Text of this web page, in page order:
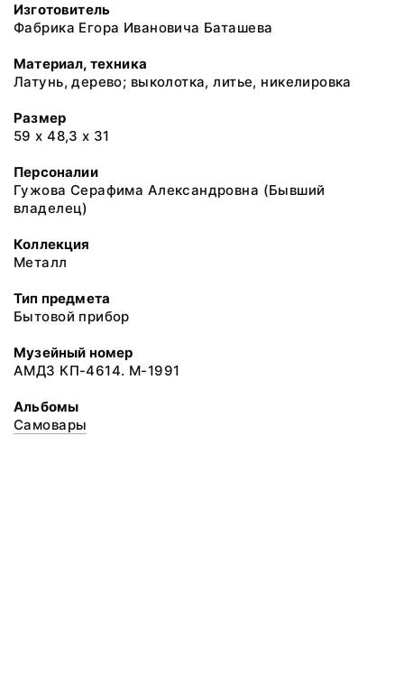
Изготовитель
Фабрика Егора Ивановича Баташева
Материал, техника
Латунь, дерево; выколотка, литье, никелировка
Размер
59 х 48,3 х 31
Персоналии
Гужова Серафима Александровна (Бывший
владелец)
Коллекция
Металл
Тип предмета
Бытовой прибор
Музейный номер
АМДЗ КП-4614. М-1991
Альбомы
Самовары